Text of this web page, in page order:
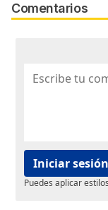
Comentarios